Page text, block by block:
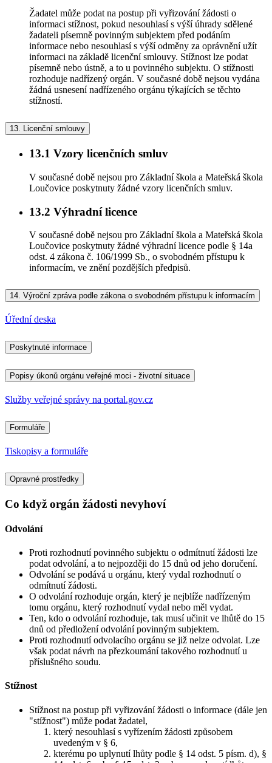
Žadatel může podat na postup při vyřizování žádosti o
informaci stížnost, pokud nesouhlasí s výší úhrady sdělené
žadateli písemně povinným subjektem před podáním
informace nebo nesouhlasí s výší odměny za oprávnění užít
informaci na základě licenční smlouvy. Stížnost lze podat
písemně nebo ústně, a to u povinného subjektu. O stížnosti
rozhoduje nadřízený orgán. V současné době nejsou vydána
žádná usnesení nadřízeného orgánu týkajících se těchto
stížností.
13. Licenční smlouvy
13.1 Vzory licenčních smluv
V současné době nejsou pro Základní škola a Mateřská škola
Loučovice poskytnuty žádné vzory licenčních smluv.
13.2 Výhradní licence
V současné době nejsou pro Základní škola a Mateřská škola
Loučovice poskytnuty žádné výhradní licence podle § 14a
odst. 4 zákona č. 106/1999 Sb., o svobodném přístupu k
informacím, ve znění pozdějších předpisů.
14. Výroční zpráva podle zákona o svobodném přístupu k informacím
Úřední deska
Poskytnuté informace
Popisy úkonů orgánu veřejné moci - životní situace
Služby veřejné správy na portal.gov.cz
Formuláře
Tiskopisy a formuláře
Opravné prostředky
Co když orgán žádosti nevyhoví
Odvolání
Proti rozhodnutí povinného subjektu o odmítnutí žádosti lze
podat odvolání, a to nejpozději do 15 dnů od jeho doručení.
Odvolání se podává u orgánu, který vydal rozhodnutí o
odmítnutí žádosti.
O odvolání rozhoduje orgán, který je nejblíže nadřízeným
tomu orgánu, který rozhodnutí vydal nebo měl vydat.
Ten, kdo o odvolání rozhoduje, tak musí učinit ve lhůtě do 15
dnů od předložení odvolání povinným subjektem.
Proti rozhodnutí odvolacího orgánu se již nelze odvolat. Lze
však podat návrh na přezkoumání takového rozhodnutí u
příslušného soudu.
Stížnost
Stížnost na postup při vyřizování žádosti o informace (dále jen
"stížnost") může podat žadatel,
který nesouhlasí s vyřízením žádosti způsobem
uvedeným v § 6,
kterému po uplynutí lhůty podle § 14 odst. 5 písm. d), §